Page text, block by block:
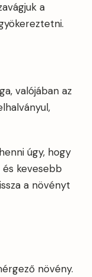
a
valójában az
úgy, hogy
kevesebb
a növényt
növény.